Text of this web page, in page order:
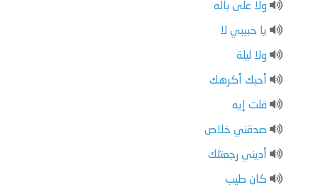
ولا على باله
يا حبيبي لا
ولا ليلة
أحبك أكرهك
قلت إيه
صدقني خلاص
أديني رجعتلك
كان طيب